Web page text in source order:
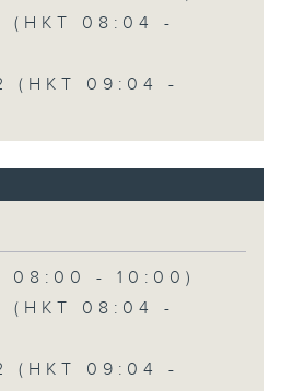
(HKT 08:04 -
(HKT 09:04 -
08:00 - 10:00)
(HKT 08:04 -
(HKT 09:04 -